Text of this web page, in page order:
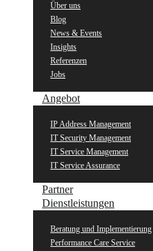
Über uns
Blog
News & Events
Insights
Referenzen
Jobs
Angebot
IP Address Management
IT Security Management
IT Service Management
IT Service Assurance
Partner
Dienstleistungen
Beratung und Implementierung
Performance Care Service